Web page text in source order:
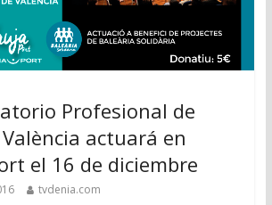
Profesional de
actuará en
el 16 de diciembre
tvdenia.com